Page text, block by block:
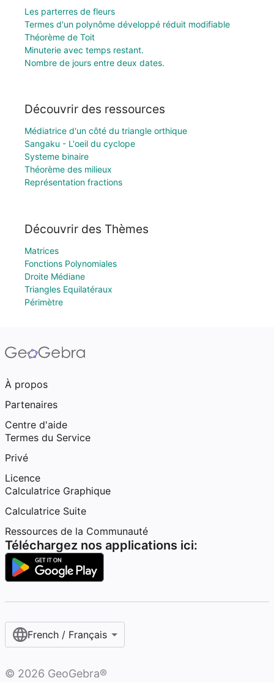
Les parterres de fleurs
Termes d'un polynôme développé réduit modifiable
Théorème de Toit
Minuterie avec temps restant.
Nombre de jours entre deux dates.
Découvrir des ressources
Médiatrice d'un côté du triangle orthique
Sangaku - L'oeil du cyclope
Systeme binaire
Théorème des milieux
Représentation fractions
Découvrir des Thèmes
Matrices
Fonctions Polynomiales
Droite Médiane
Triangles Equilatéraux
Périmètre
À propos
Partenaires
Centre d'aide
Termes du Service
Privé
Licence
Calculatrice Graphique
Calculatrice Suite
Ressources de la Communauté
Téléchargez nos applications ici:
French / Français‎
© 2026 GeoGebra®